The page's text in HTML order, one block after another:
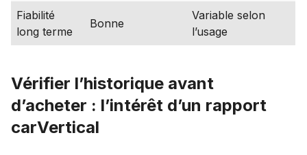
Fiabilité
long terme
Bonne
Variable selon
l’usage
Vérifier l’historique avant
d’acheter : l’intérêt d’un rapport
carVertical